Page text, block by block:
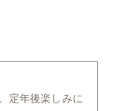
定年後楽しみに